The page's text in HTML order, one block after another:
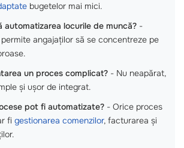
bugetelor mai mici.
automatizarea locurile de muncă? -
angajaților să se concentreze pe
un proces complicat? - Nu neapărat,
și ușor de integrat.
pot fi automatizate? - Orice proces
fi gestionarea comenzilor, facturarea și